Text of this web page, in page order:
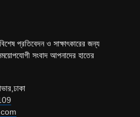
প্রতিবেদন ও সাক্ষাৎকারের জন্য
সংবাদ আপনাদের হাতের